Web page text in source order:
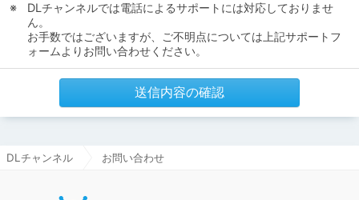
DLチャンネルでは電話によるサポートには対応しておりませ
ん。
お手数ではございますが、ご不明点については上記サポートフ
ォームよりお問い合わせください。
送信内容の確認
DLチャンネル お問い合わせ